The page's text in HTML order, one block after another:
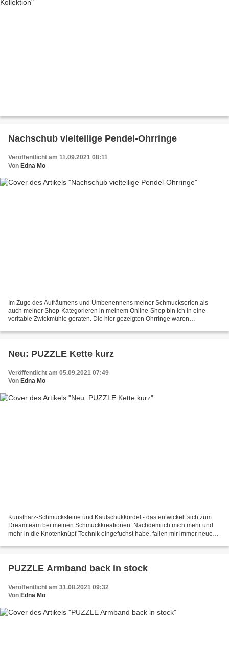
Nachschub vielteilige Pendel-Ohrringe
Veröffentlicht am 11.09.2021 08:11
Von Edna Mo
Im Zuge des Aufräumens und Umbenennens meiner Schmuckserien als
auch meiner Shop-Kategorieren in meinem Online-Shop bin ich in eine
veritable Zwickmühle geraten. Die hier gezeigten Ohrringe waren
Neu: PUZZLE Kette kurz
Veröffentlicht am 05.09.2021 07:49
Von Edna Mo
Kunstharz-Schmucksteine und Kautschukkordel - das entwickelt sich zum
Dreamteam bei meinen Schmuckkreationen. Nachdem ich mich mehr und
mehr in die Knotenknüpf-Technik eingefuchst habe, fallen mir immer neue
PUZZLE Armband back in stock
Veröffentlicht am 31.08.2021 09:32
Von Edna Mo